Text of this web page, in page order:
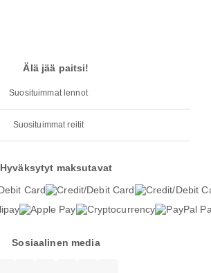
Älä jää paitsi!
Suosituimmat lennot
Suosituimmat reitit
Hyväksytyt maksutavat
Sosiaalinen media